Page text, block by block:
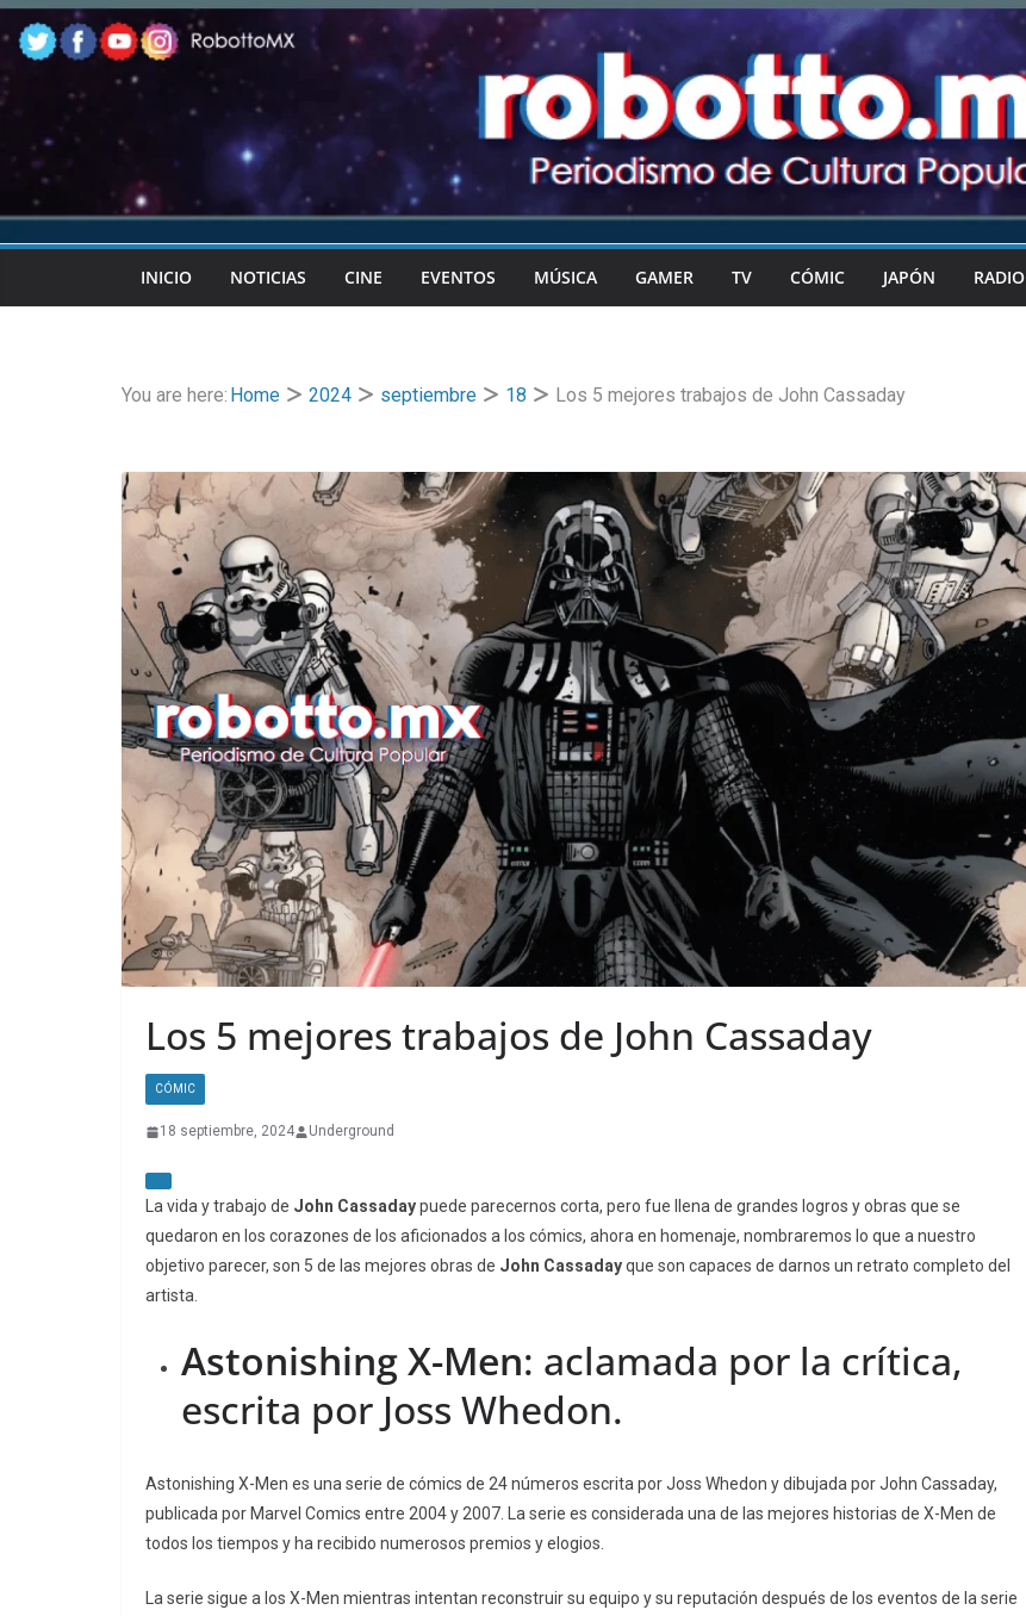
Skip
to
content
INICIO NOTICIAS CINE EVENTOS MÚSICA GAMER TV CÓMIC JAPÓN RADIO
You are here: Home 2024 septiembre 18 Los 5 mejores trabajos de John Cassaday
Los 5 mejores trabajos de John Cassaday
CÓMIC
18 septiembre, 2024 Underground
La vida y trabajo de John Cassadaypuede parecernos corta, pero fue llena de grandes logros y obras que se
quedaron en los corazones de los aficionados a los cómics, ahora en homenaje, nombraremos lo que a nuestro
objetivo parecer, son 5 de las mejores obras de John Cassadayque son capaces de darnos un retrato completo del
artista.
Astonishing X-Men: aclamada por la crítica,
escrita por Joss Whedon.
Astonishing X-Men es una serie de cómics de 24 números escrita por Joss Whedon y dibujada por John Cassaday,
publicada por Marvel Comics entre 2004 y 2007. La serie es considerada una de las mejores historias de X-Men de
todos los tiempos y ha recibido numerosos premios y elogios.
La serie sigue a los X-Men mientras intentan reconstruir su equipo y su reputación después de los eventos de la serie